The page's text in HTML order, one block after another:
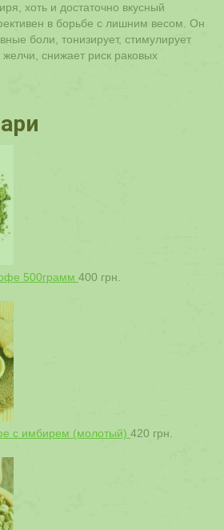
хоть и достаточно вкусный
в борьбе с лишним весом. Он
боли, тонизирует, стимулирует
снижает риск раковых
500грамм 400 грн.
с имбирем (молотый) 420 грн.